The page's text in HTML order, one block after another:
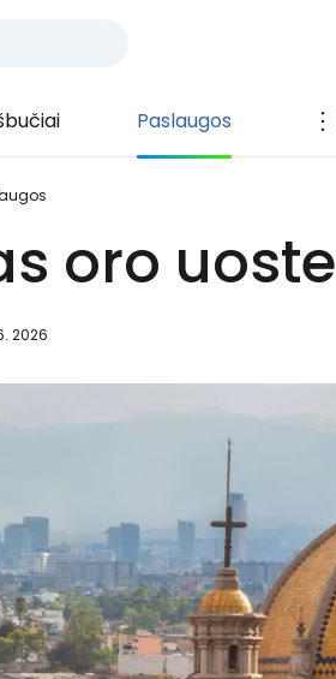
Paslaugos
oro uoste
2026